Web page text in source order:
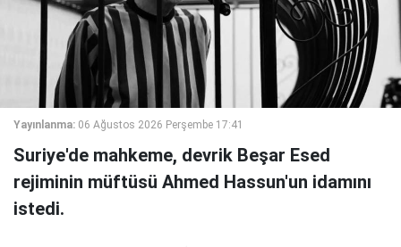
Yayınlanma: 06 Ağustos 2026 Perşembe 17:41
Suriye'de mahkeme, devrik Beşar Esed
rejiminin müftüsü Ahmed Hassun'un idamını
istedi.